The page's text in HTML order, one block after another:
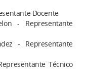
Docente
- Representante
- Representante
Técnico